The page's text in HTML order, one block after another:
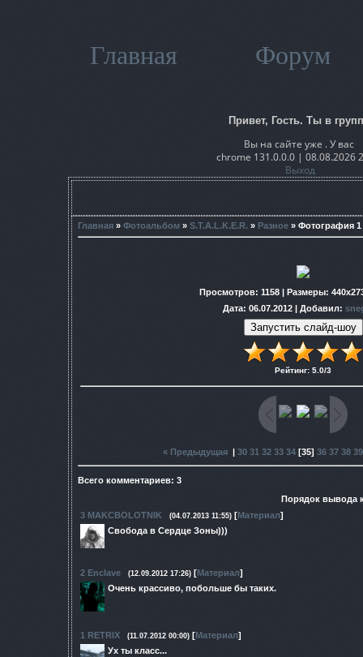
Главная Форум
Привет, Гость. Ты в
Вы на сайте уже . У вас
chrome 131.0.0.0 | 08.08.2026
Выход
Главная » Фотоальбом » S.T.A.L.K.E.R. » Разное » Фотография 1
Просмотров: 1158 | Размеры:
Дата: 06.07.2012 | Добавил:
Рейтинг: 5.0/3
« Предыдущая| 30 31 32 33 34[35] 36 37 38 39
Всего комментариев: 3
Порядок вывода
3 MAKCBOLOTNIK (04.07.2013 11:55) [Материал]
Свобода в Сердце Зоны)))
2 Enclave (12.09.2012 17:26) [Материал]
Очень крассиво, побольше бы таких.
1 RETRIX (11.07.2012 00:00) [Материал]
Ух ты класс...